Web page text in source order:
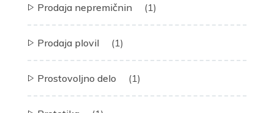
Prodaja nepremičnin (1)
Prodaja plovil (1)
Prostovoljno delo (1)